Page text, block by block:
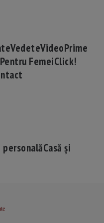
VedeteVideoPrime
FemeiClick!
Casă și